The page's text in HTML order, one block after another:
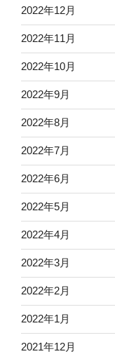
2022年12月
2022年11月
2022年10月
2022年9月
2022年8月
2022年7月
2022年6月
2022年5月
2022年4月
2022年3月
2022年2月
2022年1月
2021年12月